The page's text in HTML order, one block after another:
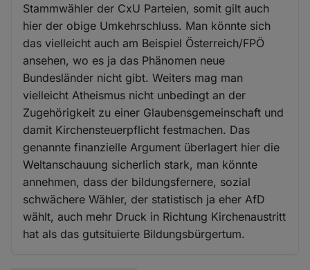
Stammwähler der CxU Parteien, somit gilt auch
hier der obige Umkehrschluss. Man könnte sich
das vielleicht auch am Beispiel Österreich/FPÖ
ansehen, wo es ja das Phänomen neue
Bundesländer nicht gibt. Weiters mag man
vielleicht Atheismus nicht unbedingt an der
Zugehörigkeit zu einer Glaubensgemeinschaft und
damit Kirchensteuerpflicht festmachen. Das
genannte finanzielle Argument überlagert hier die
Weltanschauung sicherlich stark, man könnte
annehmen, dass der bildungsfernere, sozial
schwächere Wähler, der statistisch ja eher AfD
wählt, auch mehr Druck in Richtung Kirchenaustritt
hat als das gutsituierte Bildungsbürgertum.